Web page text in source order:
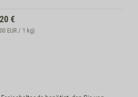
€
EUR / 1 kg)